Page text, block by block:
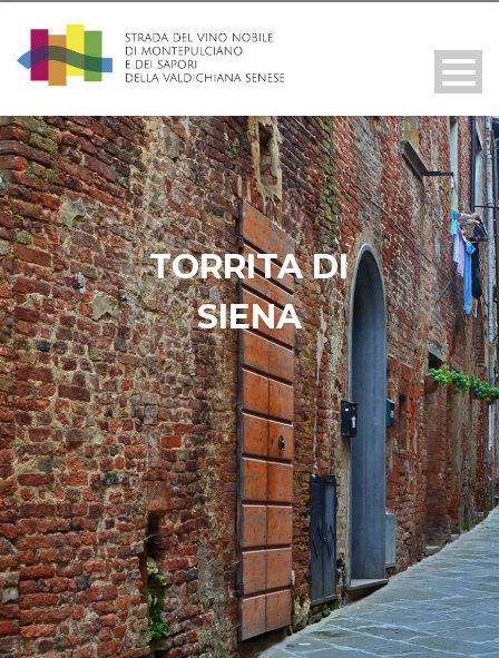
TORRITA DI
SIENA